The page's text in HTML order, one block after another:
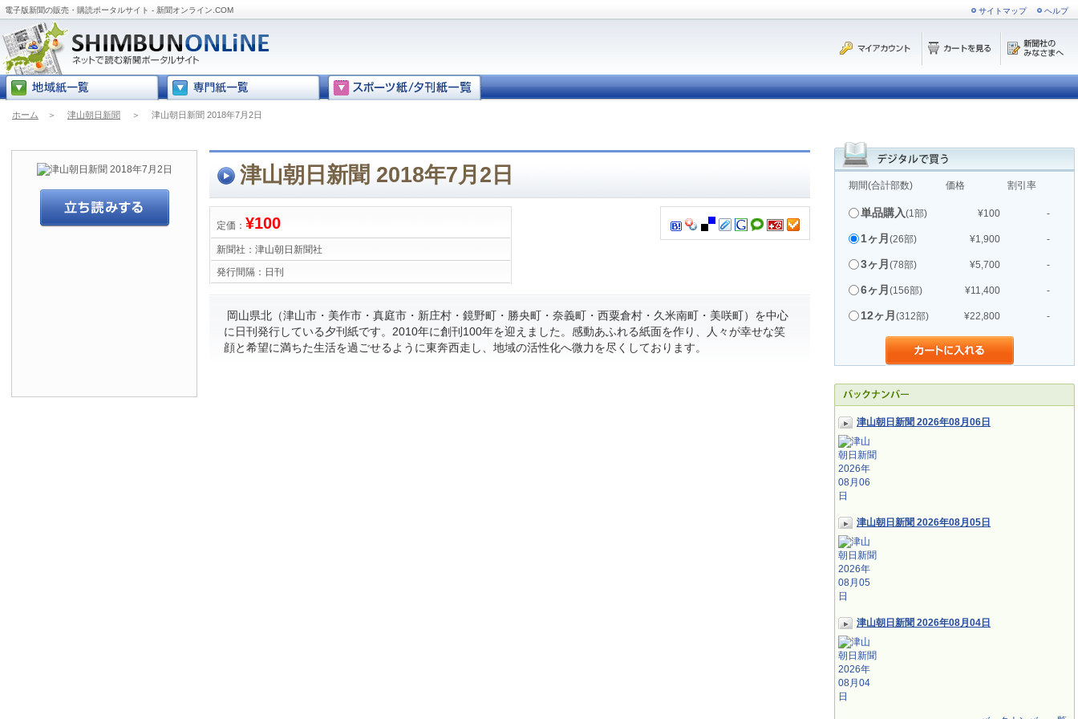
電子版新聞の販売・購読ポータルサイト - 新聞オンライン.COM サイトマップ ヘルプ
ホーム ＞ 津山朝日新聞 ＞ 津山朝日新聞 2018年7月2日
期間(合計部数) 価格 割引率
単品購入(1部) ¥100 -
1ヶ月 (26部) ¥1,900 -
3ヶ月 (78部) ¥5,700 -
6ヶ月 (156部) ¥11,400 -
12ヶ月 (312部) ¥22,800 -
津山朝日新聞 2026年08月06日
津山朝日新聞 2026年08月05日
津山朝日新聞 2026年08月04日
津山朝日新聞 2018年7月2日
定価： ¥100
新聞社： 津山朝日新聞社
発行間隔： 日刊
岡山県北（津山市・美作市・真庭市・新庄村・鏡野町・勝央町・奈義町・西粟倉村・久米南町・美咲町）を中心
に日刊発行している夕刊紙です。2010年に創刊100年を迎えました。感動あふれる紙面を作り、人々が幸せな笑
顔と希望に満ちた生活を過ごせるように東奔西走し、地域の活性化へ微力を尽くしております。